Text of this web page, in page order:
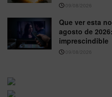
09/08/2026
Que ver esta
agosto de
imprescindible
09/08/2026